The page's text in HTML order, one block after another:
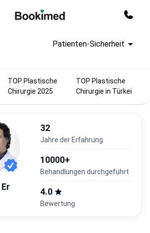
Patienten-Sicherheit
TOP Plastische
Chirurgie 2025
TOP Plastische
Chirurgie in Türkei
32
Jahre der Erfahrung
10000+
Behandlungen durchgeführt
4.0
Bewertung